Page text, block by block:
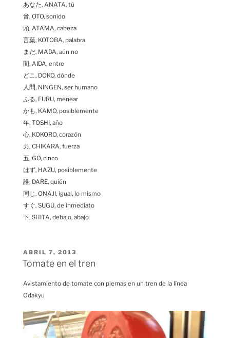
あなた, ANATA, tú
音, OTO, sonido
頭, ATAMA, cabeza
言葉, KOTOBA, palabra
まだ, MADA, aún no
間, AIDA, entre
どこ, DOKO, dónde
人間, NINGEN, ser humano
ふる, FURU, menear
かも, KAMO, posiblemente
年, TOSHI, año
心, KOKORO, corazón
力, CHIKARA, fuerza
五, GO, cinco
はず, HAZU, posiblemente
誰, DARE, quién
同じ, ONAJI, igual, lo mismo
すぐ, SUGU, de inmediato
下, SHITA, debajo, abajo
PUBLICADO
EL
ABRIL 7, 2013
Tomate en el tren
Avistamiento de tomate con piernas en un tren de la línea
Odakyu